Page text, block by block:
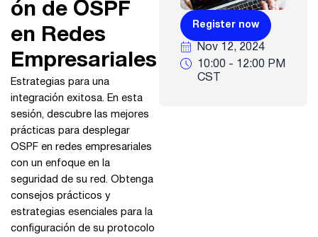
ón de OSPF
en Redes
Empresariales
Estrategias para una
integración exitosa. En esta
sesión, descubre las mejores
prácticas para desplegar
OSPF en redes empresariales
con un enfoque en la
seguridad de su red. Obtenga
consejos prácticos y
estrategias esenciales para la
configuración de su protocolo
Register now
Nov 12, 2024
10:00 - 12:00 PM
CST